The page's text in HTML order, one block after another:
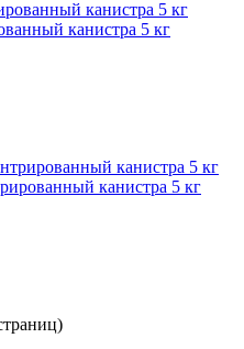
канистра 5 кг
канистра 5 кг